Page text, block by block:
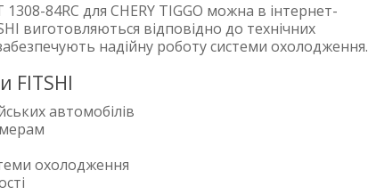
84RC для CHERY TIGGO можна в інтернет-
виготовляються відповідно до технічних
надійну роботу системи охолодження.
FITSHI
автомобілів
охолодження